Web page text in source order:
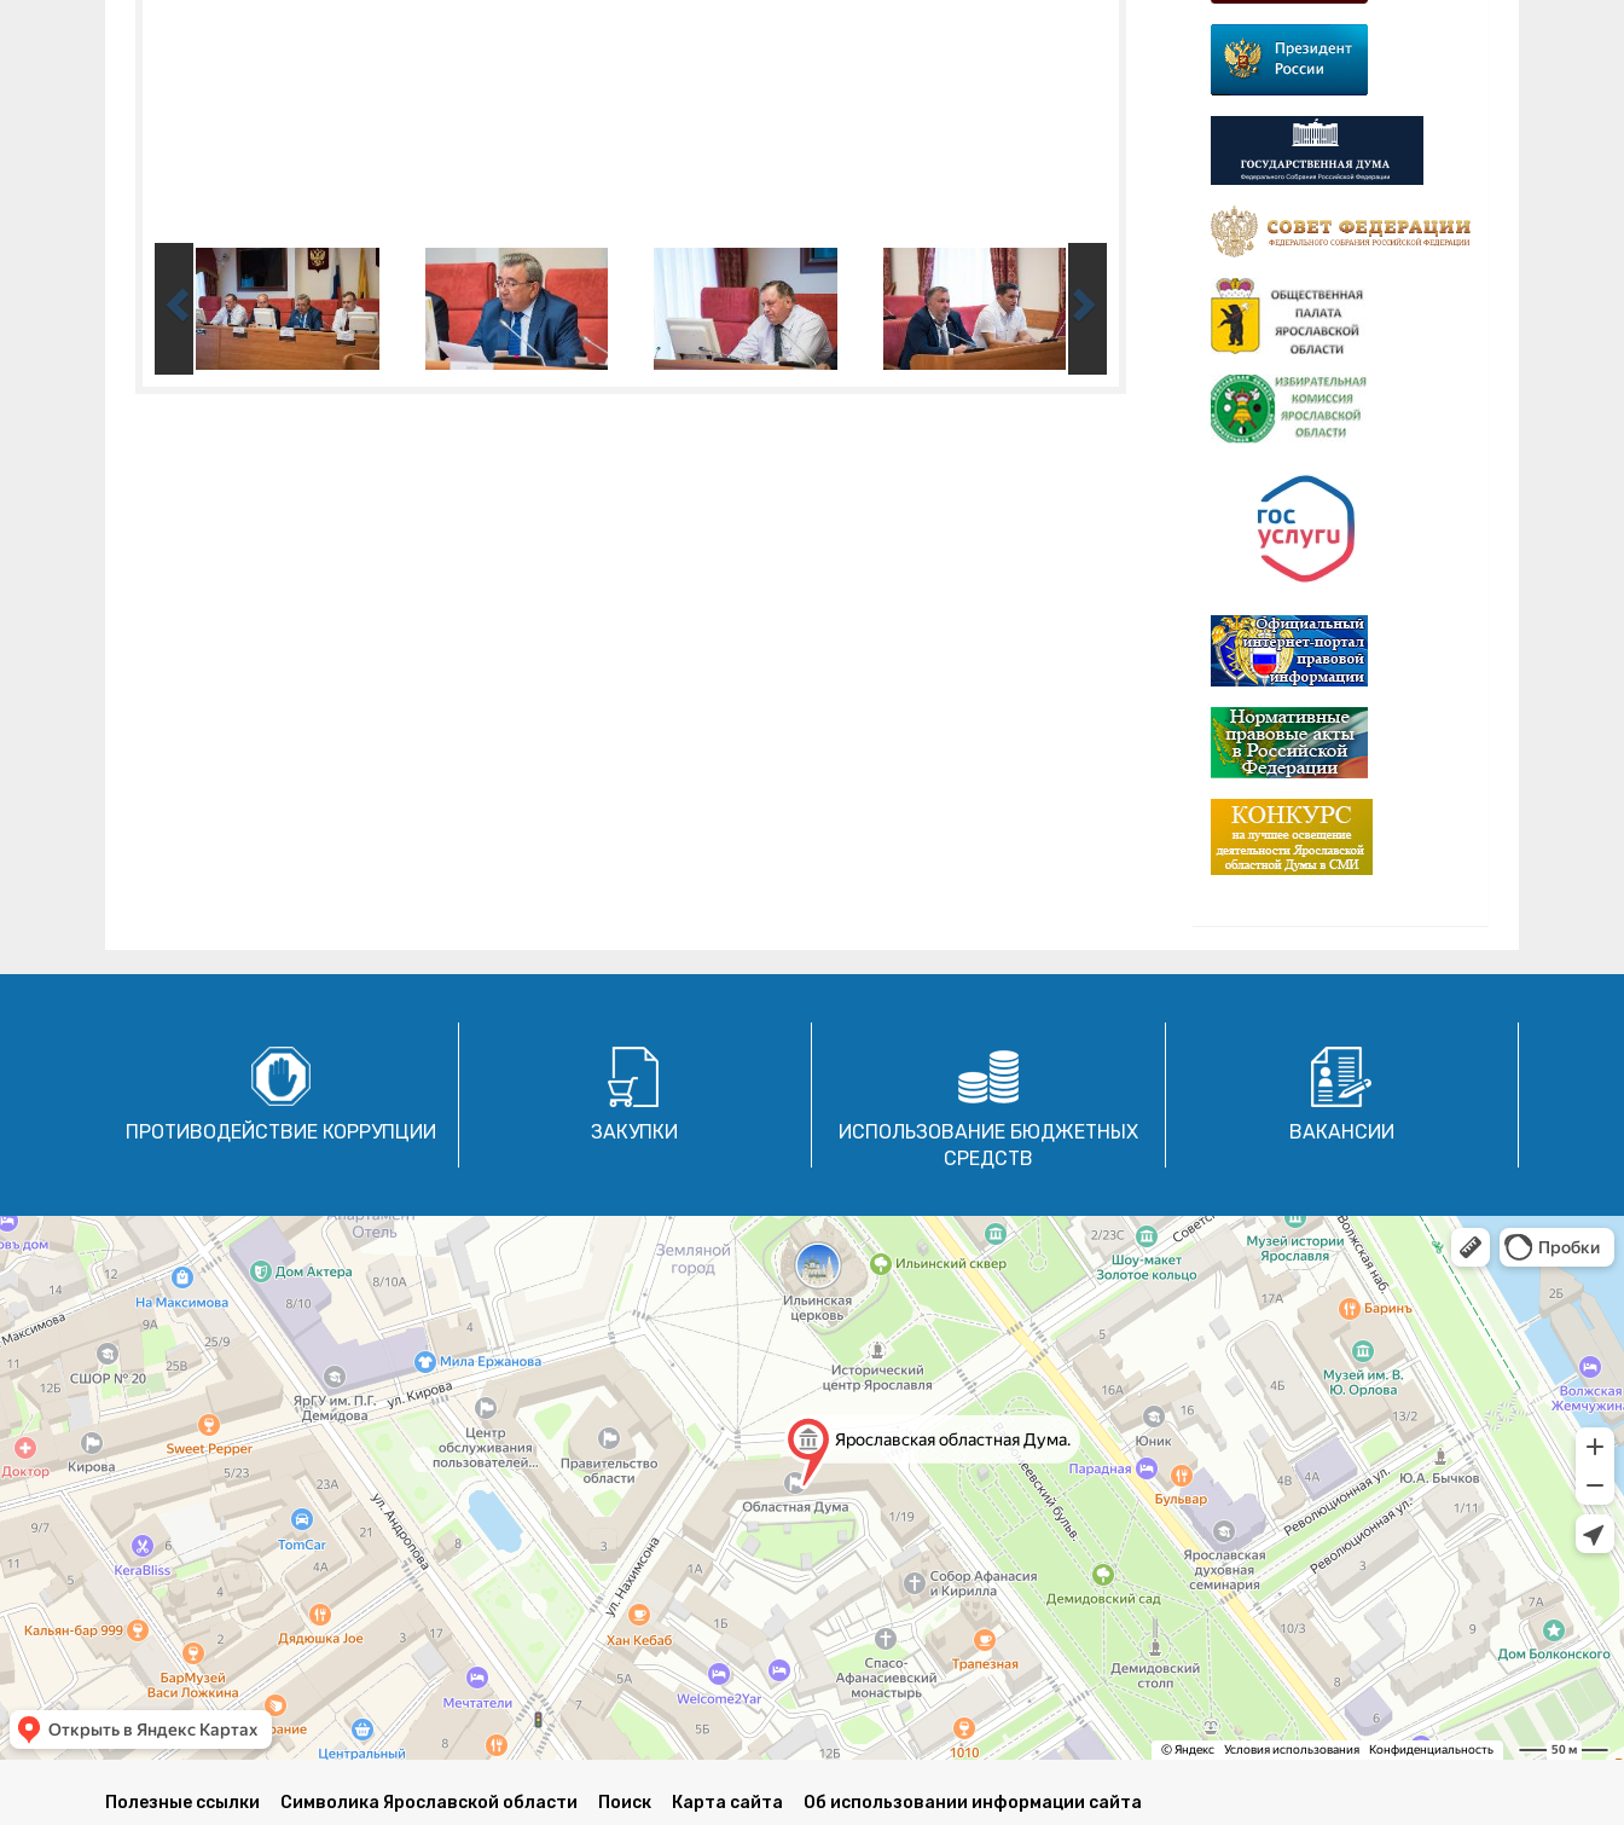
ПРОТИВОДЕЙСТВИЕ КОРРУПЦИИ ЗАКУПКИ
ИСПОЛЬЗОВАНИЕ БЮДЖЕТНЫХ
СРЕДСТВ
ВАКАНСИИ
Полезные ссылки Символика Ярославской области Поиск Карта сайта Об использовании информации сайта